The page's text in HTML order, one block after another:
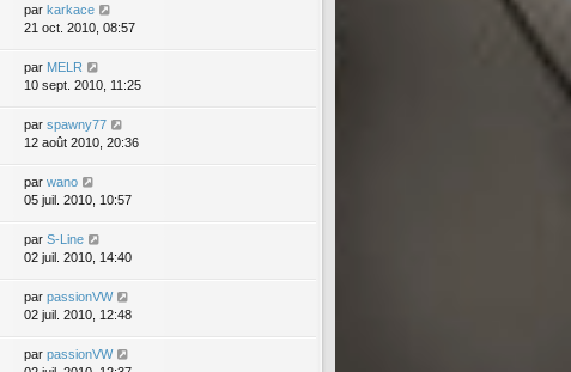
par karkace
21 oct. 2010, 08:57
par MELR
10 sept. 2010, 11:25
par spawny77
12 août 2010, 20:36
par wano
05 juil. 2010, 10:57
par S-Line
02 juil. 2010, 14:40
par passionVW
02 juil. 2010, 12:48
par passionVW